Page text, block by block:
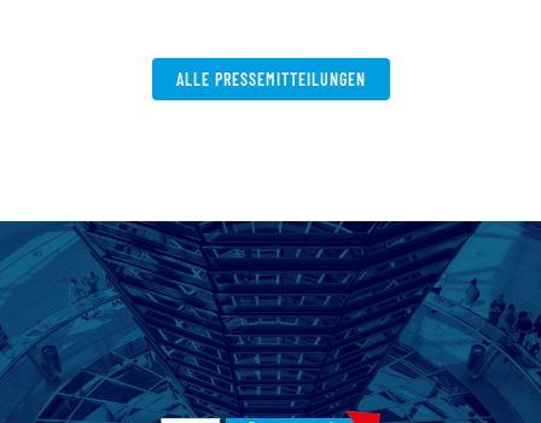
ALLE PRESSEMITTEILUNGEN